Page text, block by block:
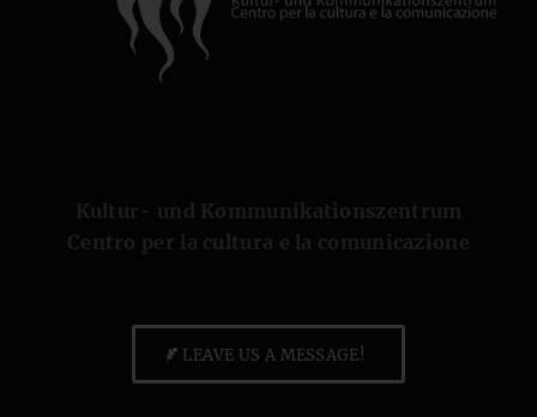
Kultur- und Kommunikationszentrum
Centro per la cultura e la comunicazione
LEAVE US A MESSAGE!